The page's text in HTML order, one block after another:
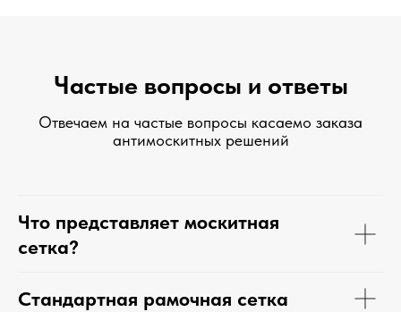
Частые вопросы и ответы
Отвечаем на частые вопросы касаемо заказа
антимоскитных решений
Что представляет москитная
сетка?
Стандартная рамочная сетка